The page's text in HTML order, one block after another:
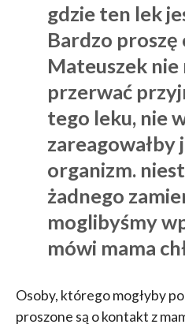
gdzie ten lek
Bardzo proszę
Mateuszek nie
przerwać
tego leku, nie
zareagowałby
organizm.
żadnego
moglibyśmy
mówi mama
Osoby, którego mogłyby
proszone są o kontakt z